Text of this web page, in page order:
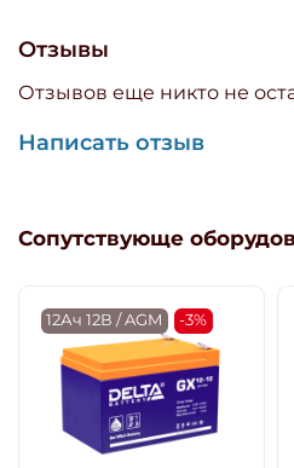
Отзывы
Отзывов еще никто не
Написать отзыв
Сопутствующе
12Ач 12В / AGM -3%